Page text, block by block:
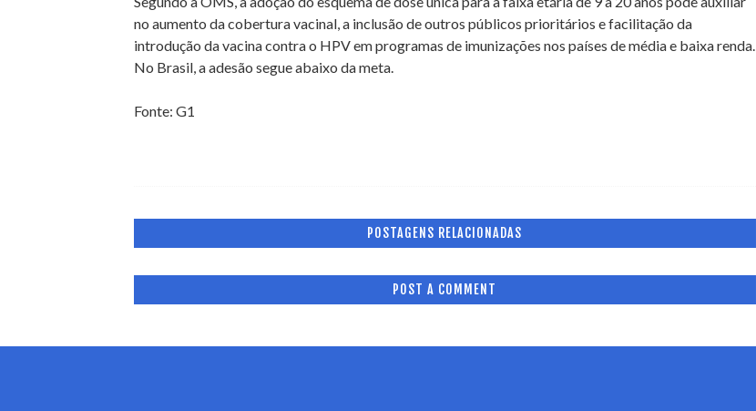
no aumento da cobertura vacinal, a inclusão de outros públicos prioritários e facilitação da
introdução da vacina contra o HPV em programas de imunizações nos países de média e baixa renda.
No Brasil, a adesão segue abaixo da meta.
Fonte: G1
POSTAGENS RELACIONADAS
POST A COMMENT